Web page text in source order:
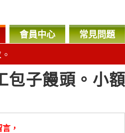
會員中心 常見問題
包子饅頭。小額
，